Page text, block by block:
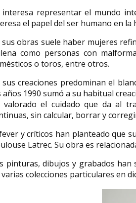
interesa representar el mundo
el papel del ser humano en la
sus obras suele haber mujeres
como personas con
o toros, entre otros.
sus creaciones predominan el
años 1990 sumó a su habitual
valorado el cuidado que da al
sin calcular, borrar y
y críticos han planteado que
Latrec.​ Su obra es
pinturas, dibujos y grabados han
colecciones particulares en